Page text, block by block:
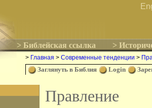
> Библейская ссылка >
> Главная > Современные тенденции >
Заглянуть в Библия Login
Правление